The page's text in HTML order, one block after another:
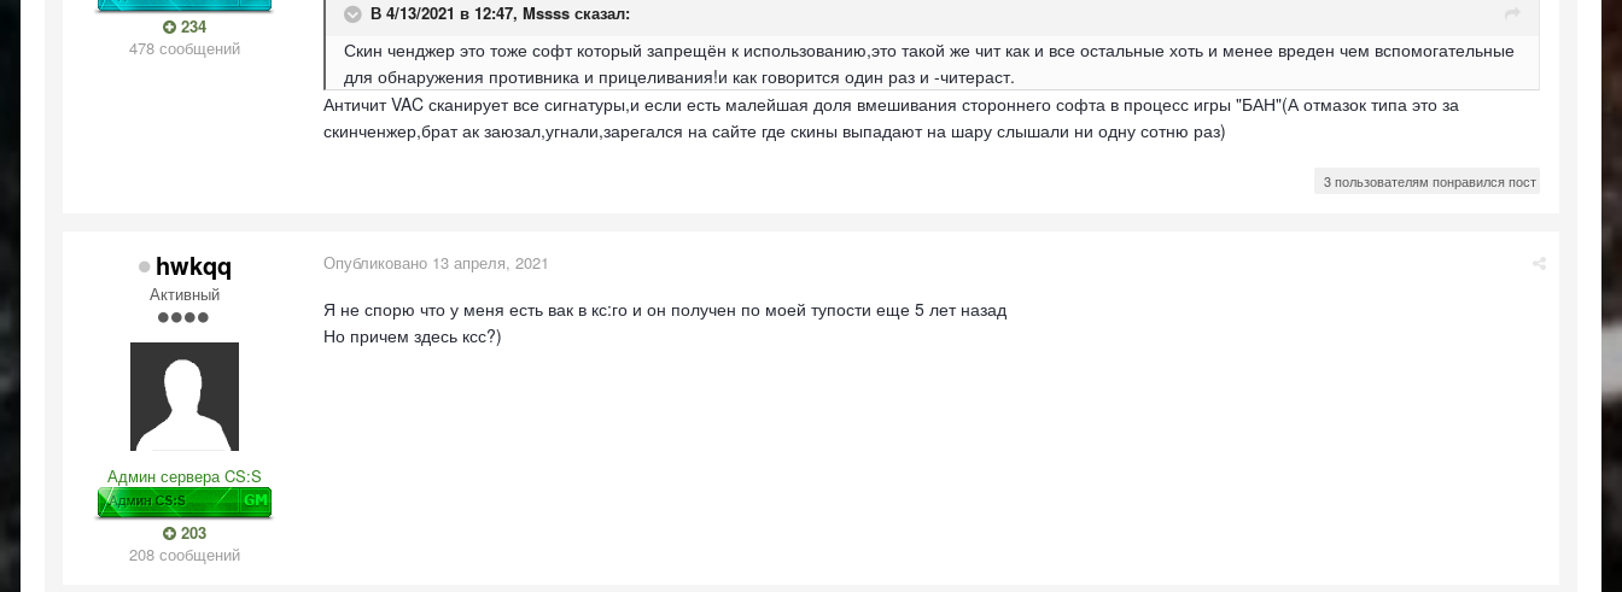
234
478 сообщений
В 4/13/2021 в 12:47, Mssss сказал:
Скин ченджер это тоже софт который запрещён к использованию,это такой же чит как и все остальные хоть и менее вреден чем вспомогательные
для обнаружения противника и прицеливания!и как говорится один раз и -читераст.
Античит VAC сканирует все сигнатуры,и если есть малейшая доля вмешивания стороннего софта в процесс игры "БАН"(А отмазок типа это за
скинченжер,брат ак заюзал,угнали,зарегался на сайте где скины выпадают на шару слышали ни одну сотню раз)
3 пользователям понравился пост
hwkqq
Активный
Админ сервера CS:S
203
208 сообщений
Опубликовано 13 апреля, 2021
Я не спорю что у меня есть вак в кс:го и он получен по моей тупости еще 5 лет назад
Но причем здесь ксс?)